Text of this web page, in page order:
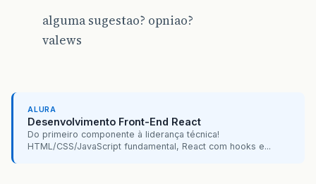
alguma sugestao? opniao?
valews
ALURA
Desenvolvimento Front-End React
Do primeiro componente à liderança técnica!
HTML/CSS/JavaScript fundamental, React com hooks e...